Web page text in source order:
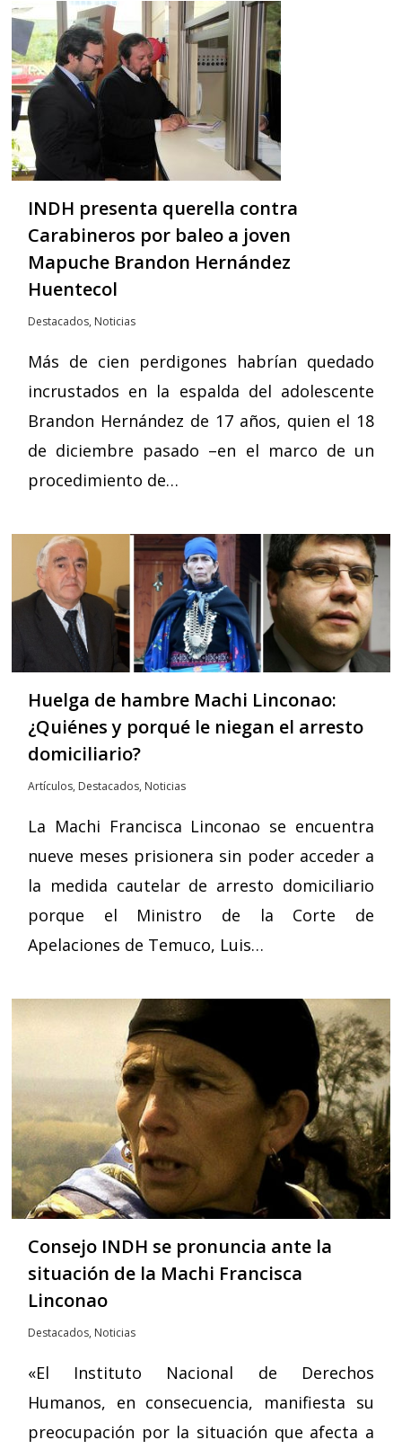
INDH presenta querella contra
Carabineros por baleo a joven
Mapuche Brandon Hernández
Huentecol
Destacados, Noticias
Más de cien perdigones habrían quedado
incrustados en la espalda del adolescente
Brandon Hernández de 17 años, quien el 18
de diciembre pasado –en el marco de un
procedimiento de…
Huelga de hambre Machi Linconao:
¿Quiénes y porqué le niegan el arresto
domiciliario?
Artículos, Destacados, Noticias
La Machi Francisca Linconao se encuentra
nueve meses prisionera sin poder acceder a
la medida cautelar de arresto domiciliario
porque el Ministro de la Corte de
Apelaciones de Temuco, Luis…
Consejo INDH se pronuncia ante la
situación de la Machi Francisca
Linconao
Destacados, Noticias
«El Instituto Nacional de Derechos
Humanos, en consecuencia, manifiesta su
preocupación por la situación que afecta a